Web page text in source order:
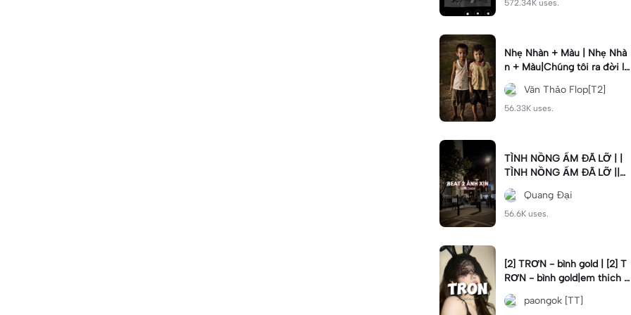
572.34K uses.
Nhẹ Nhàn + Màu | Nhẹ Nhà
n + Màu|Chúng tôi ra đời lă
n lộn phải nói nghĩa khí#nh
enhanVăn Thảo Flop[T2]
56.33K uses.
TÌNH NỒNG ẤM ĐÃ LỠ | |
TÌNH NỒNG ẤM ĐÃ LỠ ||C
mt “999” rủi ro qua đi #xhu
ong📌 #trinhdai #vonglap
Quang Đại
56.6K uses.
[2] TRƠN - bình gold | [2] T
RƠN - bình gold|em thich c
hoi do#dttt#tron#binhgold
#2anhnhennhang#fyp
paongok [TT]